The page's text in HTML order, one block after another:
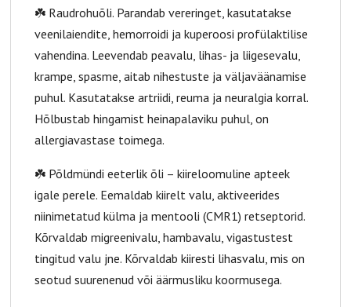
☘️ Raudrohuõli. Parandab vereringet, kasutatakse
veenilaiendite, hemorroidi ja kuperoosi profülaktilise
vahendina. Leevendab peavalu, lihas- ja liigesevalu,
krampe, spasme, aitab nihestuste ja väljaväänamise
puhul. Kasutatakse artriidi, reuma ja neuralgia korral.
Hõlbustab hingamist heinapalaviku puhul, on
allergiavastase toimega.
☘️ Põldmündi eeterlik õli – kiireloomuline apteek
igale perele. Eemaldab kiirelt valu, aktiveerides
niinimetatud külma ja mentooli (CMR1) retseptorid.
Kõrvaldab migreenivalu, hambavalu, vigastustest
tingitud valu jne. Kõrvaldab kiiresti lihasvalu, mis on
seotud suurenenud või äärmusliku koormusega.